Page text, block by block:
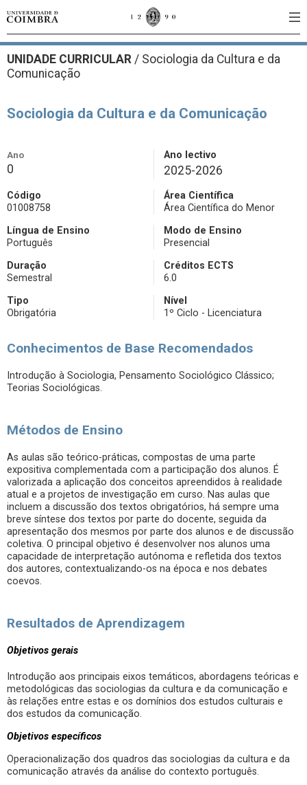
UNIDADE CURRICULAR / Sociologia da Cultura e da
Comunicação
Sociologia da Cultura e da Comunicação
Ano
0
Ano lectivo
2025-2026
Código
01008758
Área Científica
Área Científica do Menor
Língua de Ensino
Português
Modo de Ensino
Presencial
Duração
Semestral
Créditos ECTS
6.0
Tipo
Obrigatória
Nível
1º Ciclo - Licenciatura
Conhecimentos de Base Recomendados
Introdução à Sociologia, Pensamento Sociológico Clássico;
Teorias Sociológicas.
Métodos de Ensino
As aulas são teórico-práticas, compostas de uma parte
expositiva complementada com a participação dos alunos. É
valorizada a aplicação dos conceitos apreendidos à realidade
atual e a projetos de investigação em curso. Nas aulas que
incluem a discussão dos textos obrigatórios, há sempre uma
breve síntese dos textos por parte do docente, seguida da
apresentação dos mesmos por parte dos alunos e de discussão
coletiva. O principal objetivo é desenvolver nos alunos uma
capacidade de interpretação autónoma e refletida dos textos
dos autores, contextualizando-os na época e nos debates
coevos.
Resultados de Aprendizagem
Objetivos gerais
Introdução aos principais eixos temáticos, abordagens teóricas e
metodológicas das sociologias da cultura e da comunicação e
às relações entre estas e os domínios dos estudos culturais e
dos estudos da comunicação.
Objetivos específicos
Operacionalização dos quadros das sociologias da cultura e da
comunicação através da análise do contexto português.